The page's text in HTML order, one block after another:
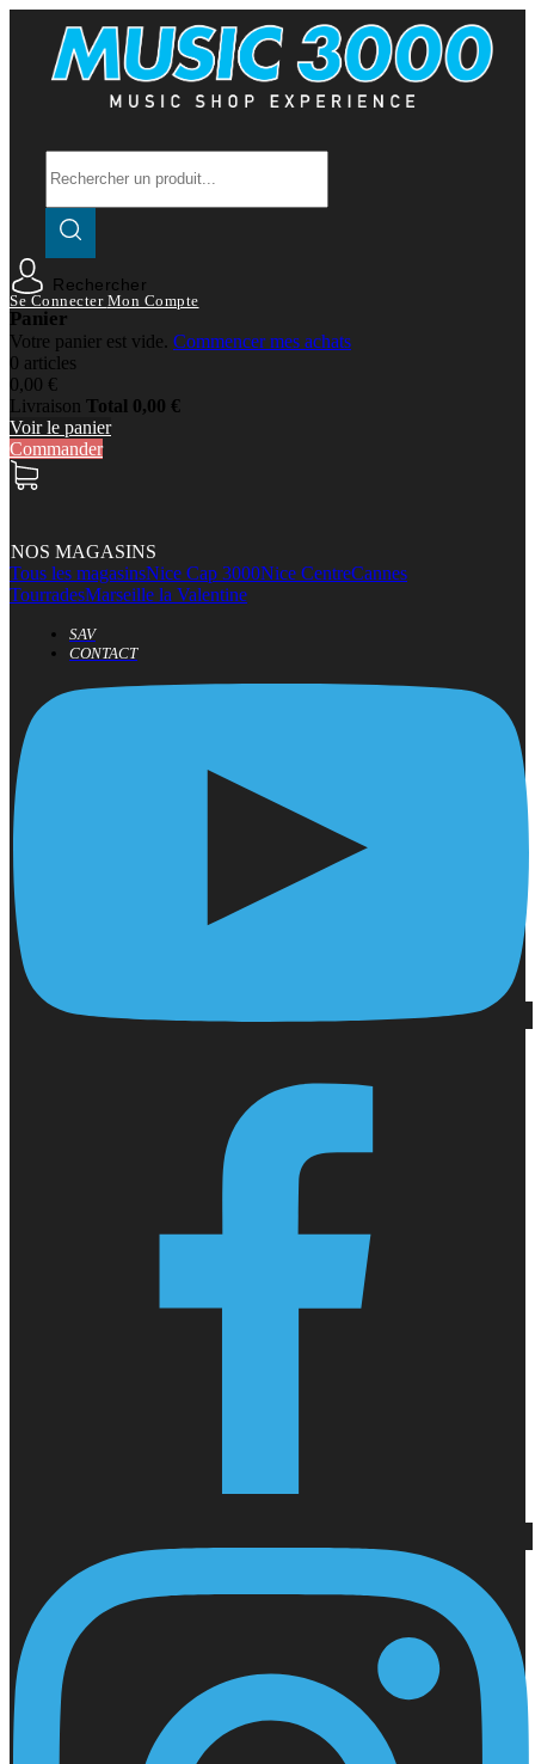
Rechercher
Se Connecter Mon Compte
Panier
Votre panier est vide. Commencer mes achats
0 articles
0,00 €
Livraison Total 0,00 €
Voir le panier
Commander
NOS MAGASINS
Tous les magasinsNice Cap 3000Nice CentreCannes
TourradesMarseille la Valentine
SAV
CONTACT